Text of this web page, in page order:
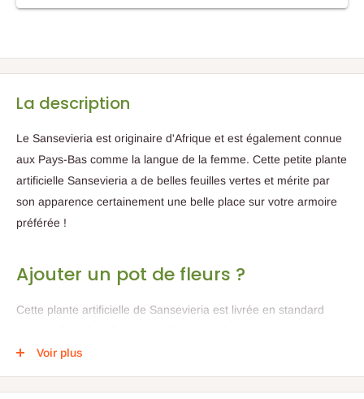
La description
Le Sansevieria est originaire d'Afrique et est également connue
aux Pays-Bas comme la langue de la femme. Cette petite plante
artificielle Sansevieria a de belles feuilles vertes et mérite par
son apparence certainement une belle place sur votre armoire
préférée !
Ajouter un pot de fleurs ?
Cette plante artificielle de Sansevieria est livrée en standard
agréable pour votre plante artificielle Sansevieria ? Découvrez
Voir plus